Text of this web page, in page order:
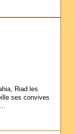
Riad les
ses convives